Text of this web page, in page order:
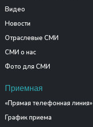
Видео
Новости
Отраслевые СМИ
СМИ о нас
Фото для СМИ
Приемная
«Прямая телефонная линия»
График приема